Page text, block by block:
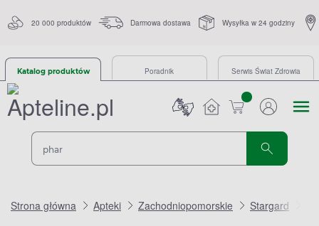
20 000 produktów Darmowa dostawa Wysyłka w 24 godziny
Katalog produktów Poradnik Serwis Świat Zdrowia
sztuk
Strona główna Apteki Zachodniopomorskie Stargard